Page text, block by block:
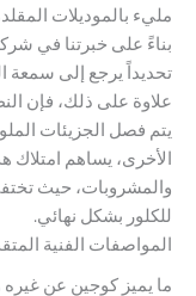
مليء بالموديلات
بناءً على خبرتنا في
تحديداً يرجع إلى سمعة
علاوة على ذلك، فإن
يتم فصل الجزيئات
الأخرى، يساهم
والمشروبات، حيث
للكلور بشكل نهائي.
المواصفات الفنية
ما يميز كوجين عن غيره